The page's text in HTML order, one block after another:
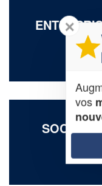
SOCIÉTÉ
✕
vos